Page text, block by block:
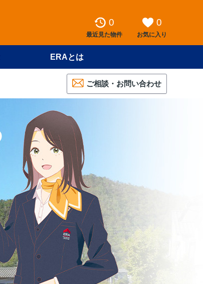
0
最近見た物件
0
お気に入り
ERAとは
ご相談・お問い合わせ